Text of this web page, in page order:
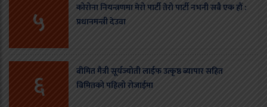
५
कोरोना नियन्त्रणमा मेरो पार्टी तेरो पार्टी नभनी सबै एक हौं :
प्रधानमन्त्री देउवा
६
बीमित मैत्री सूर्यज्योती लाईफ उत्कृष्ठ ब्यापार सहित
बिमितको पहिलो रोजाईमा